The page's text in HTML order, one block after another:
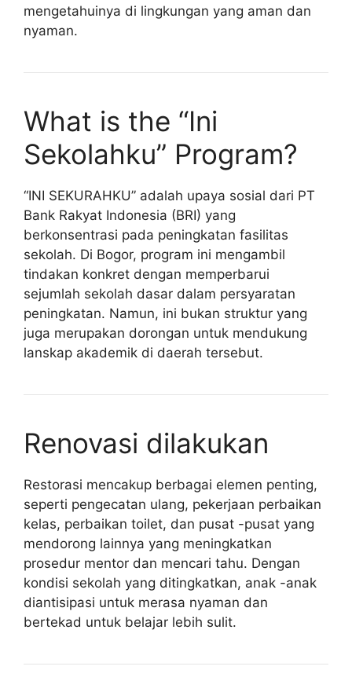
mengetahuinya di lingkungan yang aman dan
nyaman.
What is the “Ini
Sekolahku” Program?
“INI SEKURAHKU” adalah upaya sosial dari PT
Bank Rakyat Indonesia (BRI) yang
berkonsentrasi pada peningkatan fasilitas
sekolah. Di Bogor, program ini mengambil
tindakan konkret dengan memperbarui
sejumlah sekolah dasar dalam persyaratan
peningkatan. Namun, ini bukan struktur yang
juga merupakan dorongan untuk mendukung
lanskap akademik di daerah tersebut.
Renovasi dilakukan
Restorasi mencakup berbagai elemen penting,
seperti pengecatan ulang, pekerjaan perbaikan
kelas, perbaikan toilet, dan pusat -pusat yang
mendorong lainnya yang meningkatkan
prosedur mentor dan mencari tahu. Dengan
kondisi sekolah yang ditingkatkan, anak -anak
diantisipasi untuk merasa nyaman dan
bertekad untuk belajar lebih sulit.